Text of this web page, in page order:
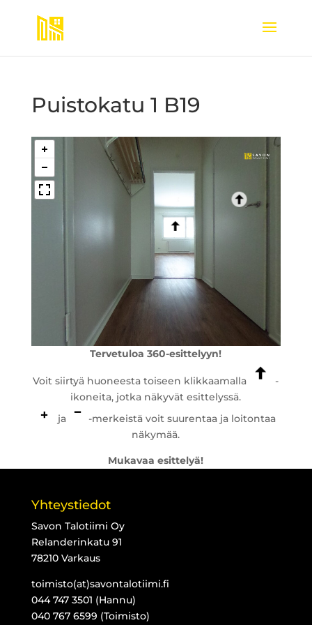
Puistokatu 1 B19
Tervetuloa 360-esittelyyn!
Voit siirtyä huoneesta toiseen klikkaamalla
-
ikoneita, jotka näkyvät esittelyssä.
ja
-merkeistä voit suurentaa ja loitontaa
näkymää.
Mukavaa esittelyä!
Yhteystiedot
Savon Talotiimi Oy
Relanderinkatu 91
78210 Varkaus
toimisto(at)savontalotiimi.fi
044 747 3501 (Hannu)
040 767 6599 (Toimisto)